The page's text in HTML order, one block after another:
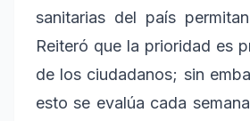
sanitarias del país
Reiteró que la prioridad es
de los ciudadanos; sin
esto se evalúa cada